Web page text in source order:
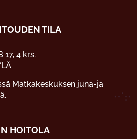
TILA
17, 4 krs.
Matkakeskuksen juna-ja
HOITOLA